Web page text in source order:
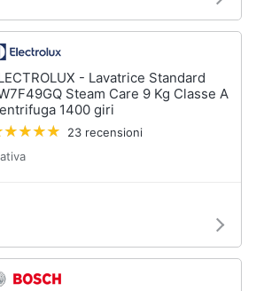
- Lavatrice Standard
Steam Care 9 Kg Classe A
1400 giri
23 recensioni